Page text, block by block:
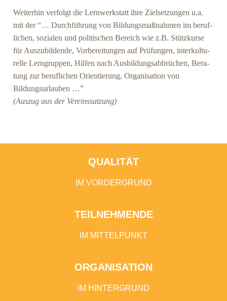
Wei­ter­hin ver­folgt die Lern­werk­statt ihre Ziel­set­zun­gen u.a.
mit der “… Durch­füh­rung von Bil­dungs­maß­nah­men im beruf­
li­chen, sozia­len und poli­ti­schen Bereich wie z.B. Stütz­kur­se
für Aus­zu­bil­den­de, Vor­be­rei­tun­gen auf Prü­fun­gen, inter­kul­tu­
rel­le Lern­grup­pen, Hil­fen nach Aus­bil­dungs­ab­brü­chen, Bera­
tung zur beruf­li­chen Ori­en­tie­rung, Orga­ni­sa­ti­on von
Bildungsurlauben …”
(Aus­zug aus der Vereinssatzung)
QUALITÄT
IM VOR­DER­GRUND
TEILNEHMENDE
IM MIT­TEL­PUNKT
ORGANISATION
IM HIN­TER­GRUND